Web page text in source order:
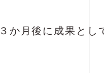
か月後に成果とし